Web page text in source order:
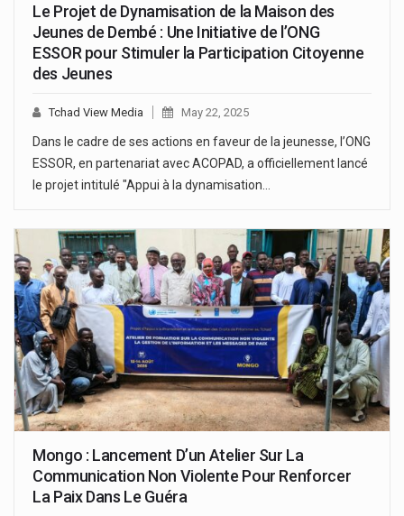
Le Projet de Dynamisation de la Maison des
Jeunes de Dembé : Une Initiative de l’ONG
ESSOR pour Stimuler la Participation Citoyenne
des Jeunes
Tchad View Media May 22, 2025
Dans le cadre de ses actions en faveur de la jeunesse, l’ONG
ESSOR, en partenariat avec ACOPAD, a officiellement lancé
le projet intitulé "Appui à la dynamisation…
Mongo : Lancement D’un Atelier Sur La
Communication Non Violente Pour Renforcer
La Paix Dans Le Guéra